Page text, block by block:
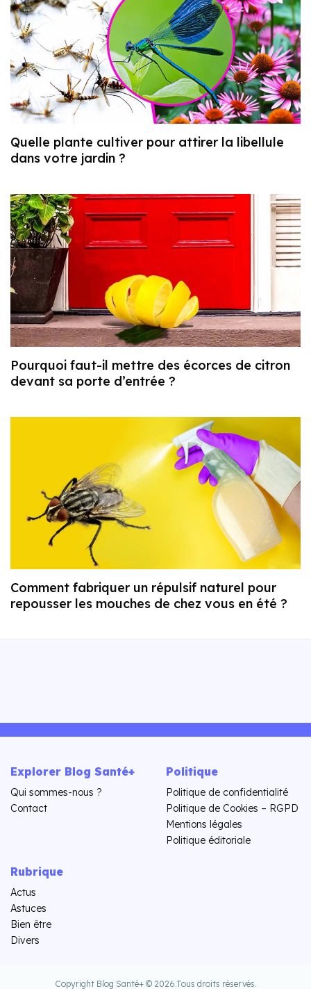
Quelle plante cultiver pour attirer la libellule
dans votre jardin ?
Pourquoi faut-il mettre des écorces de citron
devant sa porte d’entrée ?
Comment fabriquer un répulsif naturel pour
repousser les mouches de chez vous en été ?
Explorer Blog Santé+
Qui sommes-nous ?
Contact
Politique
Politique de confidentialité
Politique de Cookies – RGPD
Mentions légales
Politique éditoriale
Rubrique
Actus
Astuces
Bien être
Divers
Copyright Blog Santé+ © 2026.Tous droits réservés.